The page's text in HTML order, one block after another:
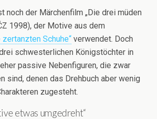
noch der Märchenfilm „Die drei müden
1998), der Motive aus dem
zertanzten Schuhe“ verwendet. Doch
schwesterlichen Königstöchter in
passive Nebenfiguren, die zwar
sind, denen das Drehbuch aber wenig
zugesteht.
etwas umgedreht“